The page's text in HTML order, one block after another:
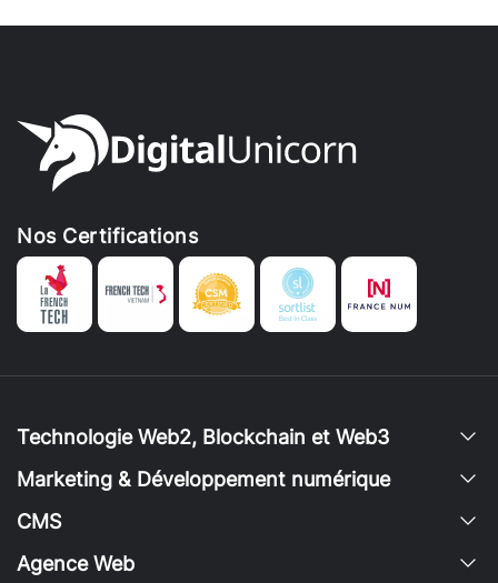
Nos Certifications
Technologie Web2, Blockchain et Web3
Marketing & Développement numérique
CMS
Agence Web